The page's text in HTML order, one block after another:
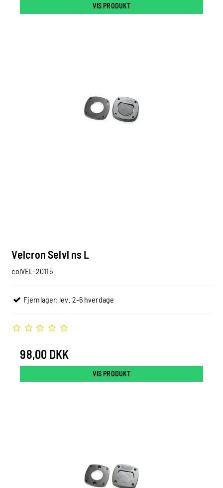
VIS PRODUKT
Velcron Selvl ns L
colVEL-20115
Fjernlager: lev. 2-6 hverdage
98,00 DKK
VIS PRODUKT